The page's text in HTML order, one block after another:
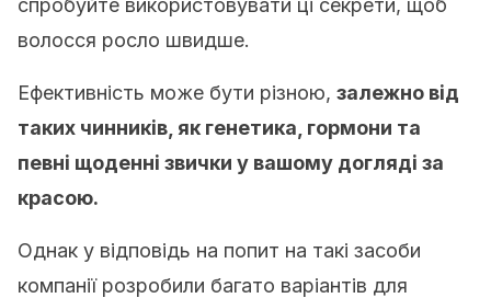
спробуйте використовувати ці секрети, щоб
волосся росло швидше.
Ефективність може бути різною, залежно від
таких чинників, як генетика, гормони та
певні щоденні звички у вашому догляді за
красою.
Однак у відповідь на попит на такі засоби
компанії розробили багато варіантів для